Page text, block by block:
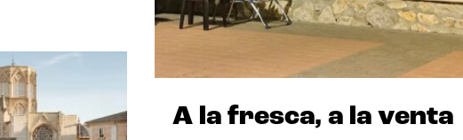
A la fresca, a la venta